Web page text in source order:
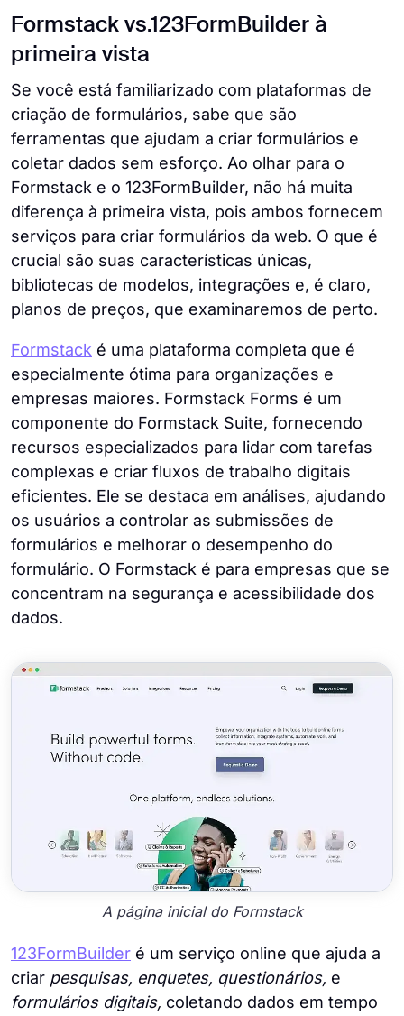
Formstack vs.123FormBuilder à
primeira vista
Se você está familiarizado com plataformas de
criação de formulários, sabe que são
ferramentas que ajudam a criar formulários e
coletar dados sem esforço. Ao olhar para o
Formstack e o 123FormBuilder, não há muita
diferença à primeira vista, pois ambos fornecem
serviços para criar formulários da web. O que é
crucial são suas características únicas,
bibliotecas de modelos, integrações e, é claro,
planos de preços, que examinaremos de perto.
Formstack é uma plataforma completa que é
especialmente ótima para organizações e
empresas maiores. Formstack Forms é um
componente do Formstack Suite, fornecendo
recursos especializados para lidar com tarefas
complexas e criar fluxos de trabalho digitais
eficientes. Ele se destaca em análises, ajudando
os usuários a controlar as submissões de
formulários e melhorar o desempenho do
formulário. O Formstack é para empresas que se
concentram na segurança e acessibilidade dos
dados.
A página inicial do Formstack
123FormBuilder é um serviço online que ajuda a
criar pesquisas, enquetes, questionários, e
formulários digitais, coletando dados em tempo